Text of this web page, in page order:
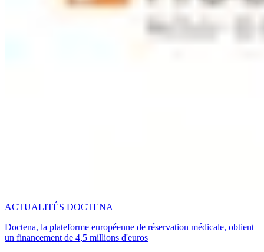
ACTUALITÉS DOCTENA
Doctena, la plateforme européenne de réservation médicale, obtient
un financement de 4,5 millions d'euros